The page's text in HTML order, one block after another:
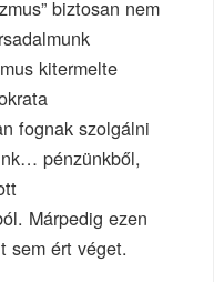
biztosan nem
kitermelte
fognak szolgálni
pénzünkből,
Márpedig ezen
sem ért véget.